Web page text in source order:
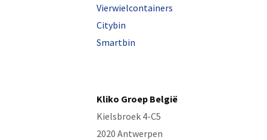
Vierwielcontainers
Citybin
Smartbin
Kliko Groep België
Kielsbroek 4-C5
2020 Antwerpen